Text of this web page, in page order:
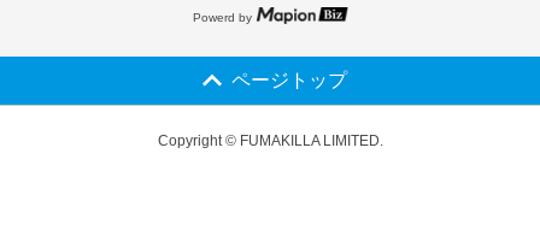
Powerd by
ページトップ
Copyright © FUMAKILLA LIMITED.